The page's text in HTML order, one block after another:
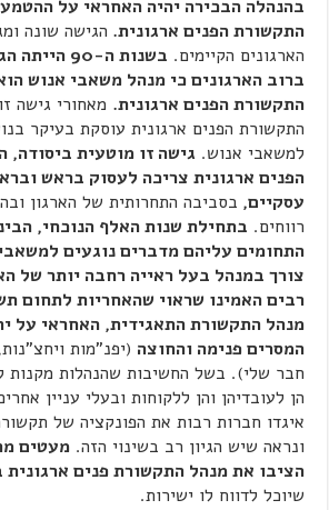
בהנהלה הבכירה יהיה האחראי על
התקשורת הפנים ארגונית. הגישה שונה
הארגונים הקיימים.
בשנות ה-90
ברוב הארגונים כי מנהל משאבי אנוש
התקשורת הפנים ארגונית. מאחורי גישה
התקשורת הפנים ארגונית עוסקת בעיקר
למשאבי אנוש. גישה זו מוטעית ביסודה,
הפנים ארגונית צריכה לעסוק בראש
עסקיים, בסביבה התחרותית של הארגון
רווחים. בתחילת שנות האלף הנוכחי,
התחומים עליהם מדברים נוגעים
צורך במנהל בעל ראייה רחבה יותר של
רבים האמינו שראוי שהאחריות לתחום
מנהל התקשורת התאגידית, האחראי על
המסרים פנימה והחוצה (יפנ"מות
חבר שלי). בשל החשיבות שהנהלות מקנות
הן לעובדיהן והן ללקוחות ובעלי עניין
איגדו חברות רבות את הפונקציה של
ונראה שיש הגיון רב בשינוי הזה.מעטים
הציבו את מנהל התקשורת פנים
שיוכל לדווח לו ישירות.